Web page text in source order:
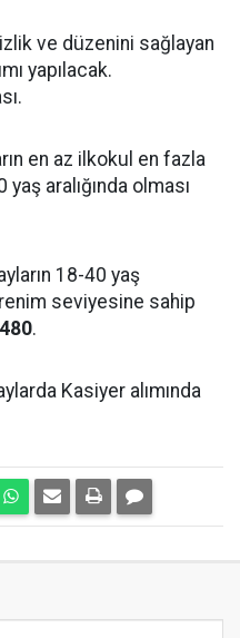
ve düzenini sağlayan
yapılacak.
en az ilkokul en fazla
aralığında olması
18-40 yaş
seviyesine sahip
.
Kasiyer alımında